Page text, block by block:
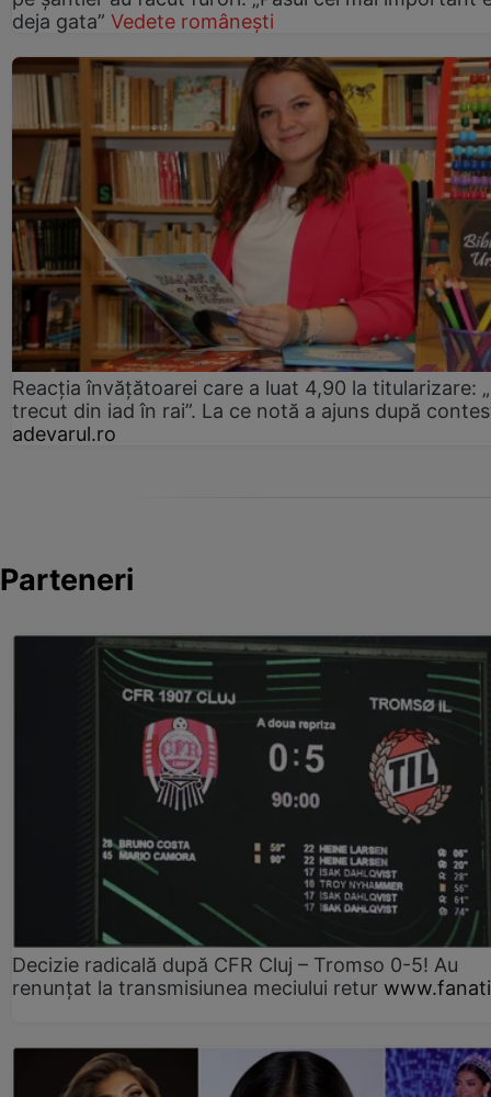
deja gata” Vedete românești
Reacția învățătoarei care a luat 4,90 la titularizare:
trecut din iad în rai”. La ce notă a ajuns după
adevarul.ro
Parteneri
Decizie radicală după CFR Cluj – Tromso 0-5! Au
renunțat la transmisiunea meciului retur